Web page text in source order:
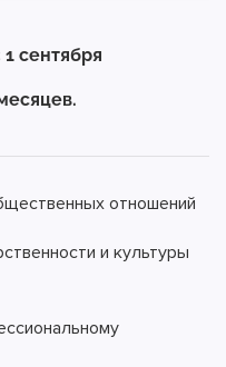
1 сентября
отношений
и культуры